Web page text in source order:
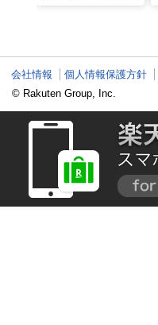
会社情報 個人情報保護方針
© Rakuten Group, Inc.